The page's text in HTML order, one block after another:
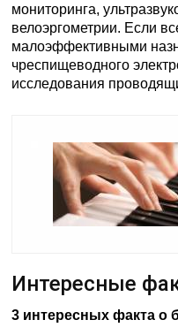
мониторинга,
велоэргометрии. Если
малоэффективными
чреспищеводного
исследования
Интересные
3 интересных факта о